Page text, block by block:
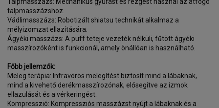
talpmasszázshoz.
Vádlimasszázs: Robotizált shiatsu technikát alkalmaz a
mélyizomzat ellazítására.
Ágyéki masszázs: A puff teteje vezeték nélküli, fűtött ágyéki
masszírozóként is funkcionál, amely önállóan is használható.
Főbb jellemzők:
Meleg terápia: Infravörös melegítést biztosít mind a lábaknak,
mind a kivehető derékmasszírozónak, elősegítve az izmok
ellazulását és a vérkeringést.
Kompresszió: Kompressziós masszázst nyújt a lábaknak és a